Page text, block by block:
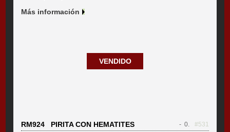
Más información
VENDIDO
RM924 PIRITA CON HEMATITES - 0.
#531